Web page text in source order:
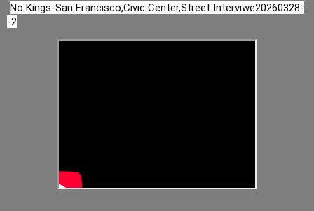
No Kings-San Francisco,Civic Center,Street Interviwe20260328-
-2